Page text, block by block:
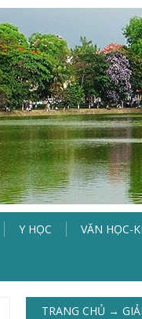
Y HỌC VĂN HỌC-
TRANG CHỦ →